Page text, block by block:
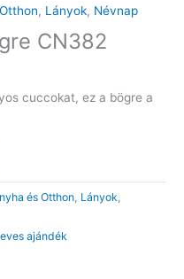
, Lányok, Névnap
CN382
cuccokat, ez a bögre a
és Otthon, Lányok,
ajándék